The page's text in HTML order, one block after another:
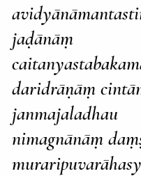
jaḍānāṃ
daridrāṇāṃ
janmajaladhau
nimagnānāṃ